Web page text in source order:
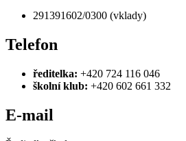
291391602/0300 (vklady)
Telefon
ředitelka: +420 724 116 046
školní klub: +420 602 661 332
E-mail